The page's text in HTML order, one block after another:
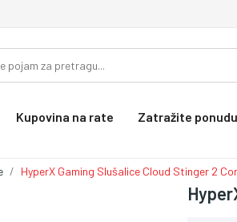
Kupovina na rate Zatražite ponudu
HyperX Gaming Slušalice Cloud Stinger 2